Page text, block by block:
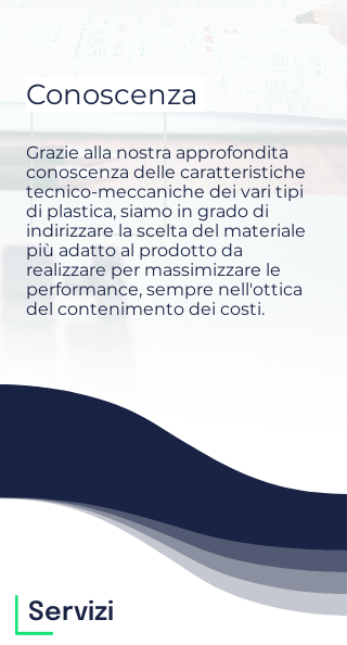
Conoscenza
Grazie alla nostra approfondita
conoscenza delle caratteristiche
tecnico-meccaniche dei vari tipi
di plastica, siamo in grado di
indirizzare la scelta del materiale
più adatto al prodotto da
realizzare per massimizzare le
performance, sempre nell'ottica
del contenimento dei costi.
Servizi